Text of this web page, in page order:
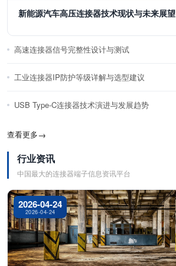
新能源汽车高压连接器技术现状与未来展望
高速连接器信号完整性设计与测试
工业连接器IP防护等级详解与选型建议
USB Type-C连接器技术演进与发展趋势
查看更多→
行业资讯
中国最大的连接器端子信息资讯平台
2026-04-24
2026-04-24